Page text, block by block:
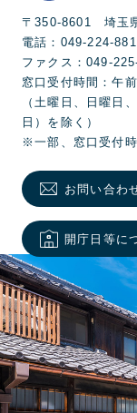
〒350-8601 埼玉
電話：049-224-
ファクス：049-
窓口受付時間：午
（土曜日、日曜日
日）を除く）
※一部、窓口受付
お問い合わ
開庁日等に